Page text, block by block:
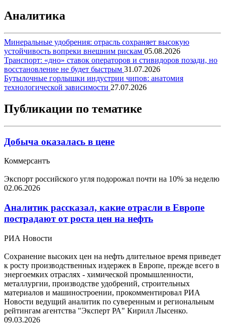
Аналитика
Минеральные удобрения: отрасль сохраняет высокую
устойчивость вопреки внешним рискам 05.08.2026
Транспорт: «дно» ставок операторов и стивидоров позади, но
восстановление не будет быстрым 31.07.2026
Бутылочные горлышки индустрии чипов: анатомия
технологической зависимости 27.07.2026
Публикации по тематике
Добыча оказалась в цене
Коммерсантъ
Экспорт российского угля подорожал почти на 10% за неделю
02.06.2026
Аналитик рассказал, какие отрасли в Европе
пострадают от роста цен на нефть
РИА Новости
Сохранение высоких цен на нефть длительное время приведет
к росту производственных издержек в Европе, прежде всего в
энергоемких отраслях - химической промышленности,
металлургии, производстве удобрений, строительных
материалов и машиностроении, прокомментировал РИА
Новости ведущий аналитик по суверенным и региональным
рейтингам агентства "Эксперт РА" Кирилл Лысенко.
09.03.2026